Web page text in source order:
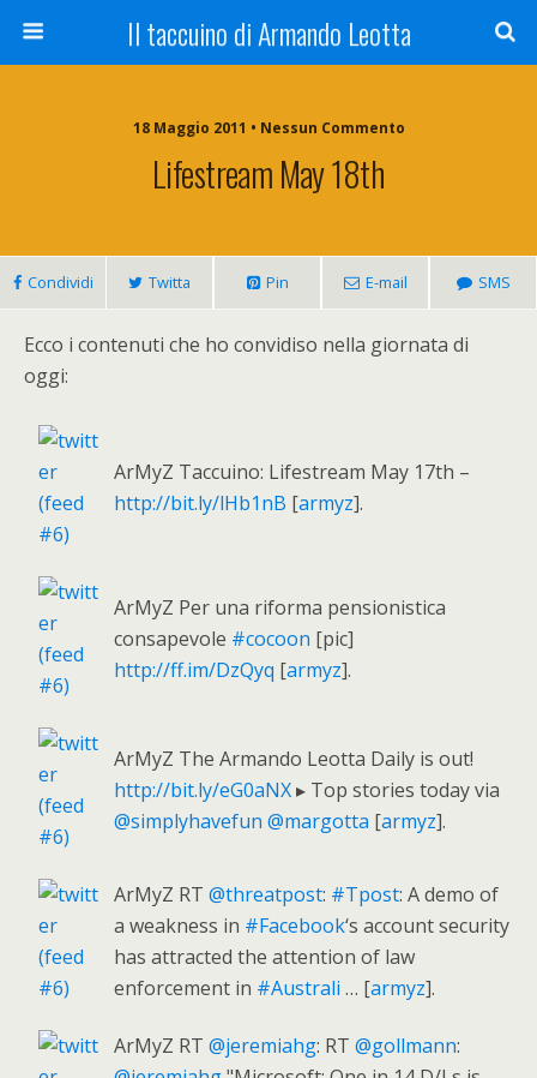
Il taccuino di Armando Leotta
18 Maggio 2011 • Nessun Commento
Lifestream May 18th
Condividi Twitta Pin E-mail SMS
Ecco i contenuti che ho convidiso nella giornata di
oggi:
ArMyZ Taccuino: Lifestream May 17th –
http://bit.ly/lHb1nB [armyz].
ArMyZ Per una riforma pensionistica
consapevole #cocoon [pic]
http://ff.im/DzQyq [armyz].
ArMyZ The Armando Leotta Daily is out!
http://bit.ly/eG0aNX▸ Top stories today via
@simplyhavefun @margotta [armyz].
ArMyZ RT @threatpost: #Tpost: A demo of
a weakness in #Facebook‘s account security
has attracted the attention of law
enforcement in #Australi … [armyz].
ArMyZ RT @jeremiahg: RT @gollmann: